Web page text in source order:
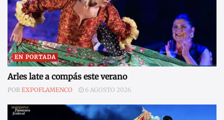
EN PORTADA
Arles late a compás este verano
POR EXPOFLAMENCO 6 AGOSTO 2026